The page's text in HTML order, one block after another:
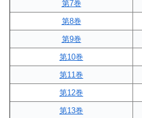
第7巻
第8巻
第9巻
第10巻
第11巻
第12巻
第13巻